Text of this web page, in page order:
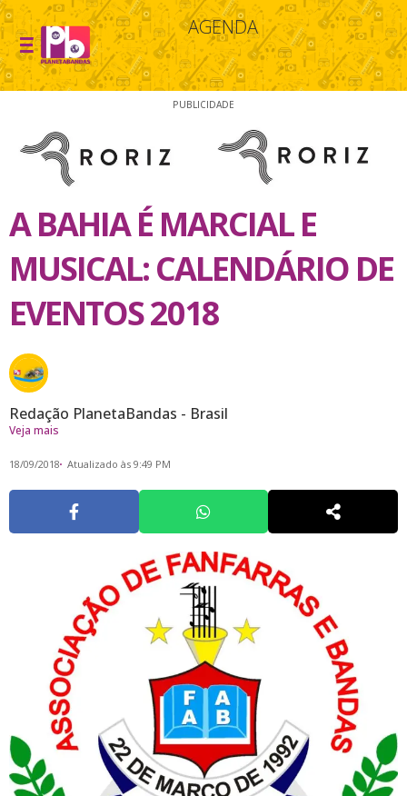
AGENDA
PUBLICIDADE
A BAHIA É MARCIAL E
MUSICAL: CALENDÁRIO DE
EVENTOS 2018
Redação PlanetaBandas - Brasil
Veja mais
18/09/2018 Atualizado às 9:49 PM